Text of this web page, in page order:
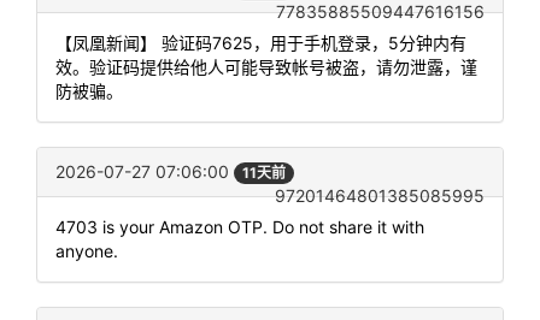
77835885509447616156
【凤凰新闻】 验证码7625，用于手机登录，5分钟内有
效。验证码提供给他人可能导致帐号被盗，请勿泄露，谨
防被骗。
2026-07-27 07:06:00 11天前
97201464801385085995
4703 is your Amazon OTP. Do not share it with
anyone.